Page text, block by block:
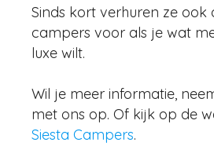
Sinds kort verhuren ze ook
campers voor als je wat
luxe wilt.
Wil je meer informatie,
met ons op. Of kijk op de
Siesta Campers.